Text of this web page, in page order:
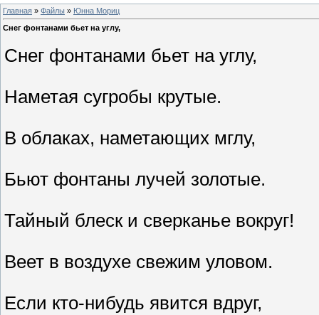
Главная » Файлы » Юнна Мориц
Снег фонтанами бьет на углу,
Снег фонтанами бьет на углу,
Наметая сугробы крутые.
В облаках, наметающих мглу,
Бьют фонтаны лучей золотые.
Тайный блеск и сверканье вокруг!
Веет в воздухе свежим уловом.
Если кто-нибудь явится вдруг,